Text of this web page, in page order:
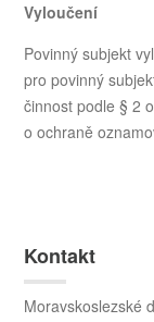
Vyloučení
Povinný subjekt
pro povinný
činnost podle § 2
o ochraně
Kontakt
Moravskoslezské